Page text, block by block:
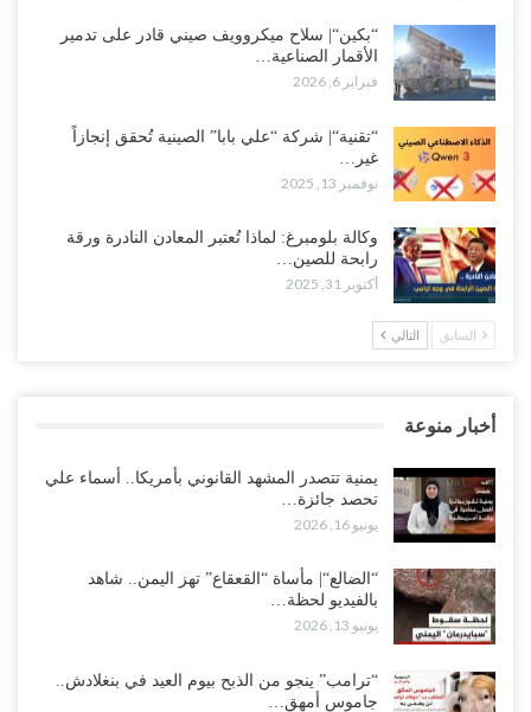
“بكين“| سلاح ميكروويف صيني قادر على تدمير
الأقمار الصناعية…
فبراير 6, 2026
“تقنية“| شركة “علي بابا” الصينية تُحقق إنجازاً
غير…
نوفمبر 13, 2025
وكالة بلومبرغ: لماذا تُعتبر المعادن النادرة ورقة
رابحة للصين…
أكتوبر 31, 2025
السابق التالي
أخبار منوعة
يمنية تتصدر المشهد القانوني بأمريكا.. أسماء علي
تحصد جائزة…
يونيو 16, 2026
“الضالع“| مأساة “القعقاع” تهز اليمن.. شاهد
بالفيديو لحظة…
يونيو 13, 2026
“ترامب” ينجو من الذبح بيوم العيد في بنغلادش..
جاموس أمهق…